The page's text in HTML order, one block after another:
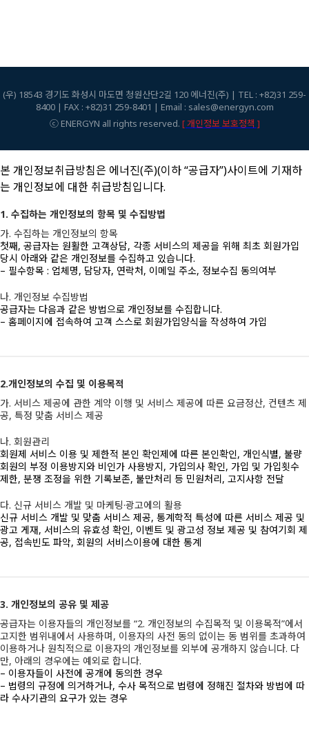
(우) 18543 경기도 화성시 마도면 청원산단2길 120 에너진(주) | TEL : +82)31 259-
8400 | FAX : +82)31 259-8401 | Email : sales@energyn.com
ⓒ ENERGYN all rights reserved. [ 개인정보 보호정책 ]
본 개인정보취급방침은 에너진(주)(이하 “공급자”)사이트에 기재하
는 개인정보에 대한 취급방침입니다.
1. 수집하는 개인정보의 항목 및 수집방법
가. 수집하는 개인정보의 항목
첫째, 공급자는 원활한 고객상담, 각종 서비스의 제공을 위해 최초 회원가입
당시 아래와 같은 개인정보를 수집하고 있습니다.
– 필수항목 : 업체명, 담당자, 연락처, 이메일 주소, 정보수집 동의여부
나. 개인정보 수집방법
공급자는 다음과 같은 방법으로 개인정보를 수집합니다.
– 홈페이지에 접속하여 고객 스스로 회원가입양식을 작성하여 가입
2.개인정보의 수집 및 이용목적
가. 서비스 제공에 관한 계약 이행 및 서비스 제공에 따른 요금정산, 컨텐츠 제
공, 특정 맞춤 서비스 제공
나. 회원관리
회원제 서비스 이용 및 제한적 본인 확인제에 따른 본인확인, 개인식별, 불량
회원의 부정 이용방지와 비인가 사용방지, 가입의사 확인, 가입 및 가입횟수
제한, 분쟁 조정을 위한 기록보존, 불만처리 등 민원처리, 고지사항 전달
다. 신규 서비스 개발 및 마케팅·광고에의 활용
신규 서비스 개발 및 맞춤 서비스 제공, 통계학적 특성에 따른 서비스 제공 및
광고 게재, 서비스의 유효성 확인, 이벤트 및 광고성 정보 제공 및 참여기회 제
공, 접속빈도 파악, 회원의 서비스이용에 대한 통계
3. 개인정보의 공유 및 제공
공급자는 이용자들의 개인정보를 “2. 개인정보의 수집목적 및 이용목적”에서
고지한 범위내에서 사용하며, 이용자의 사전 동의 없이는 동 범위를 초과하여
이용하거나 원칙적으로 이용자의 개인정보를 외부에 공개하지 않습니다. 다
만, 아래의 경우에는 예외로 합니다.
– 이용자들이 사전에 공개에 동의한 경우
– 법령의 규정에 의거하거나, 수사 목적으로 법령에 정해진 절차와 방법에 따
라 수사기관의 요구가 있는 경우